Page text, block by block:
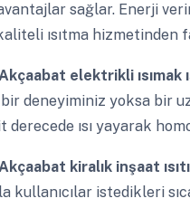
sağlar. Enerji
ısıtma hizmetinden
elektrikli ısımak
deneyiminiz yoksa bir
derecede ısı yayarak
kiralık inşaat
kullanıcılar istedikleri